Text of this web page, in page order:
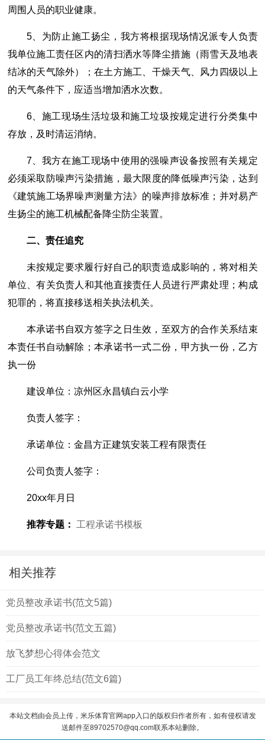
周围人员的职业健康。
5、为防止施工扬尘，我方将根据现场情况派专人负责
我单位施工责任区内的清扫洒水等降尘措施（雨雪天及地表
结冰的天气除外）；在土方施工、干燥天气、风力四级以上
的天气条件下，应适当增加洒水次数。
6、施工现场生活垃圾和施工垃圾按规定进行分类集中
存放，及时清运消纳。
7、我方在施工现场中使用的强噪声设备按照有关规定
必须采取防噪声污染措施，最大限度的降低噪声污染，达到
《建筑施工场界噪声测量方法》的噪声排放标准；并对易产
生扬尘的施工机械配备降尘防尘装置。
二、责任追究
未按规定要求履行好自己的职责造成影响的，将对相关
单位、有关负责人和其他直接责任人员进行严肃处理；构成
犯罪的，将直接移送相关执法机关。
本承诺书自双方签字之日生效，至双方的合作关系结束
本责任书自动解除；本承诺书一式二份，甲方执一份，乙方
执一份
建设单位：凉州区永昌镇白云小学
负责人签字：
承诺单位：金昌方正建筑安装工程有限责任
公司负责人签字：
20xx年月日
推荐专题： 工程承诺书模板
相关推荐
党员整改承诺书(范文5篇)
党员整改承诺书(范文五篇)
放飞梦想心得体会范文
工厂员工年终总结(范文6篇)
本站文档由会员上传，米乐体育官网app入口的版权归作者所有，如有侵权请发
送邮件至89702570@qq.com联系本站删除。